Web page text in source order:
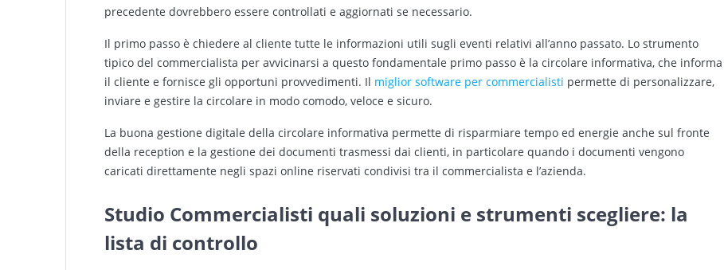
precedente dovrebbero essere controllati e aggiornati se necessario.
Il primo passo è chiedere al cliente tutte le informazioni utili sugli eventi relativi all’anno passato. Lo strumento
tipico del commercialista per avvicinarsi a questo fondamentale primo passo è la circolare informativa, che informa
il cliente e fornisce gli opportuni provvedimenti. Il miglior software per commercialisti permette di personalizzare,
inviare e gestire la circolare in modo comodo, veloce e sicuro.
La buona gestione digitale della circolare informativa permette di risparmiare tempo ed energie anche sul fronte
della reception e la gestione dei documenti trasmessi dai clienti, in particolare quando i documenti vengono
caricati direttamente negli spazi online riservati condivisi tra il commercialista e l’azienda.
Studio Commercialisti quali soluzioni e strumenti scegliere: la
lista di controllo